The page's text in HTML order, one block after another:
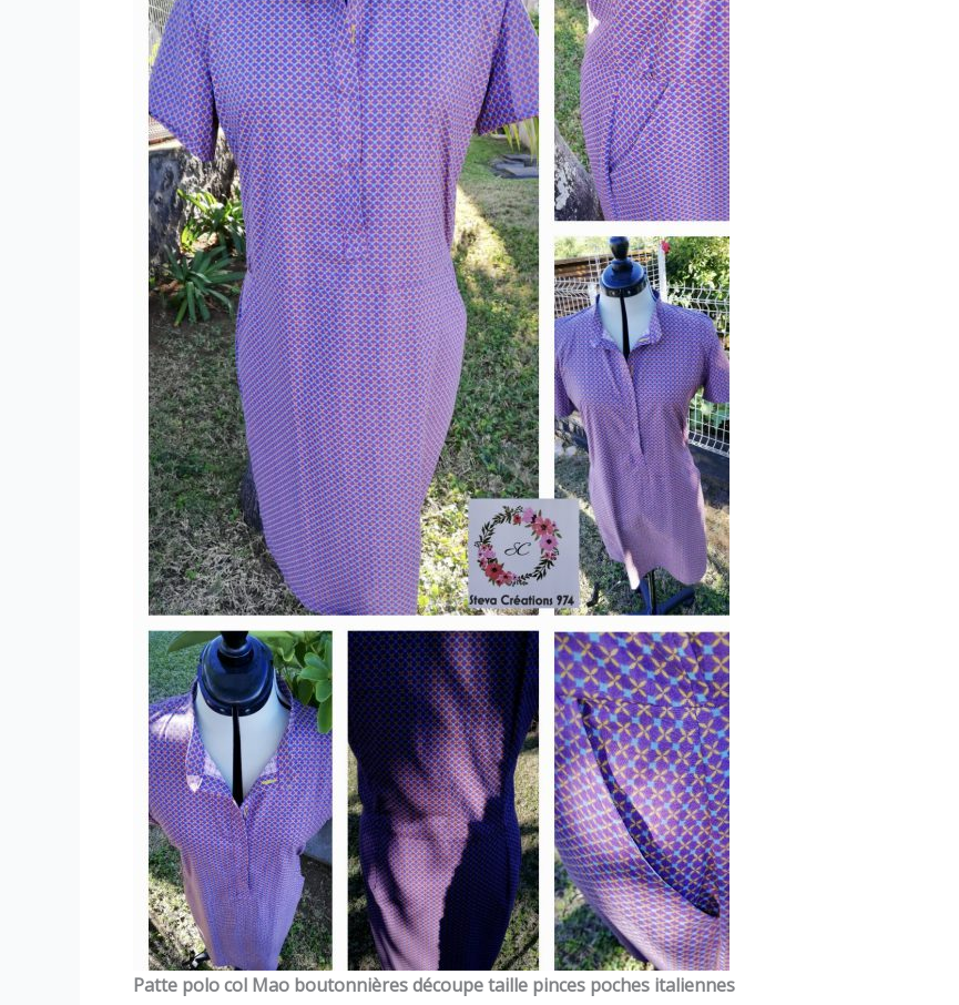
Patte polo col Mao boutonnières découpe taille pinces poches italiennes